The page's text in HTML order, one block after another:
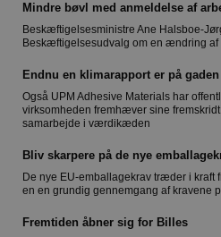
Mindre bøvl med anmeldelse af
Beskæftigelsesministre Ane Halsboe-
Beskæftigelsesudvalg om en ændring
Endnu en klimarapport er på gaden
Også UPM Adhesive Materials har
virksomheden fremhæver sine
samarbejde i værdikæden
Bliv skarpere på de nye
De nye EU-emballagekrav træder i kraft
en en grundig gennemgang af kravene
Fremtiden åbner sig for Billes